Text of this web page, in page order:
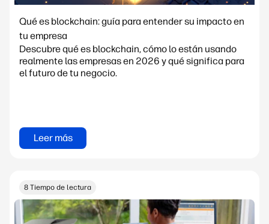
Qué es blockchain: guía para entender su impacto en
tu empresa
Descubre qué es blockchain, cómo lo están usando
realmente las empresas en 2026 y qué significa para
el futuro de tu negocio.
Leer más
8 Tiempo de lectura